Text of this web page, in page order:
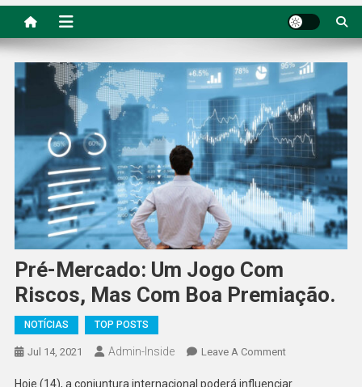
Pré-Mercado: Um Jogo Com
Riscos, Mas Com Boa Premiação.
NOTÍCIAS TOP POSTS
Jul 14, 2021 Admin-Inside Leave A CommentOn
Hoje (14), a conjuntura internacional poderá influenciar